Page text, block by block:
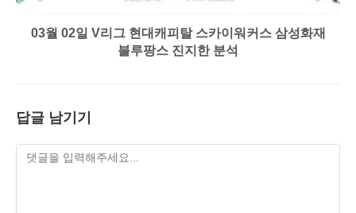
03월 02일 V리그 현대캐피탈 스카이워커스 삼성화재
블루팡스 진지한 분석
답글 남기기